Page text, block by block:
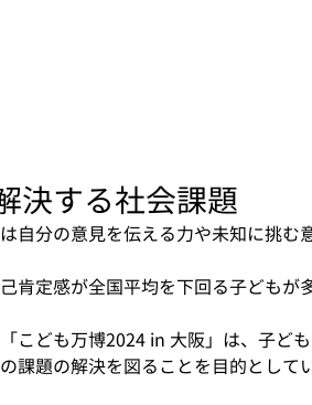
決する社会課題
自分の意見を伝える力や未知に挑む
肯定感が全国平均を下回る子ども
こども万博2024 in 大阪」は、子ど
課題の解決を図ることを目的として